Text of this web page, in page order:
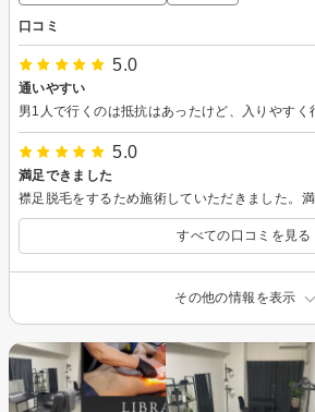
口コミ
5.0
通いやすい
5.0
満足できました
すべての口コミを見る
その他の情報を表示